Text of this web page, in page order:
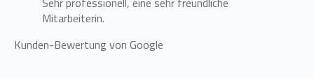
Mitarbeiterin.
Kunden-Bewertung von Google